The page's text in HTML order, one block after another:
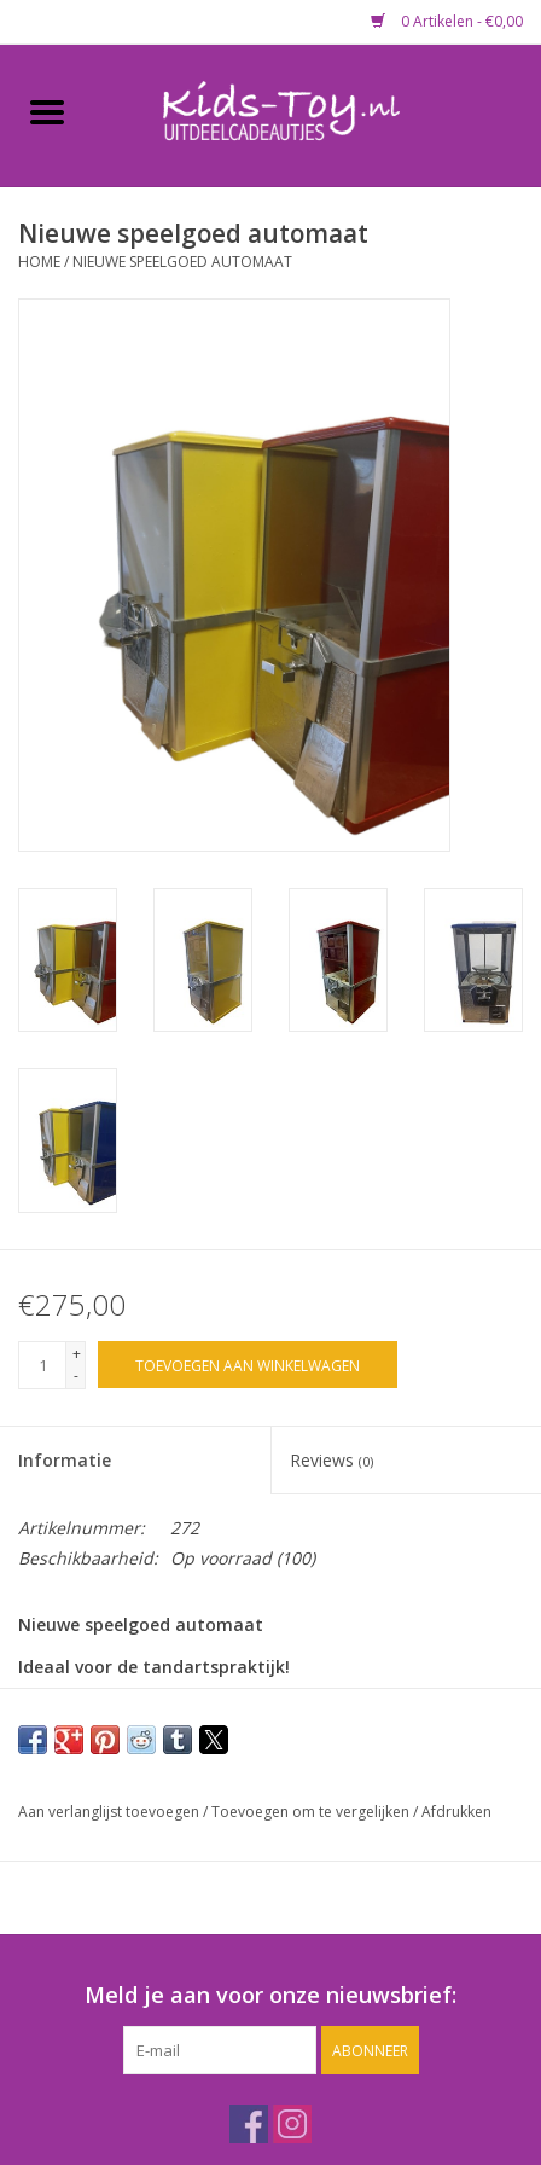
0 Artikelen - €0,00
Home
Gevulde capsules & mixen
Lege capsules
Speelgoedautomaten
Speelgoedpakketten
Gevulde capsules & mixen
Nieuwe speelgoed automaat
HOME/ NIEUWE SPEELGOED AUTOMAAT
€275,00
+
-
TOEVOEGEN AAN WINKELWAGEN
Informatie Reviews (0)
Artikelnummer:
272
Beschikbaarheid:
Op voorraad(100)
Nieuwe speelgoed automaat
Ideaal voor de tandartspraktijk!
Geschikt voor 50mm capsules,
Inclusief 50 mm vulling voor jongens en meisjes
Aan verlanglijst toevoegen /Toevoegen om te vergelijken /Afdrukken
Meld je aan voor onze nieuwsbrief:
ABONNEER